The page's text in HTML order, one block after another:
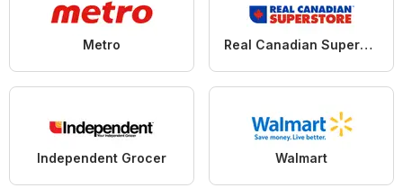
Metro Real Canadian Superstore
Independent Grocer Walmart